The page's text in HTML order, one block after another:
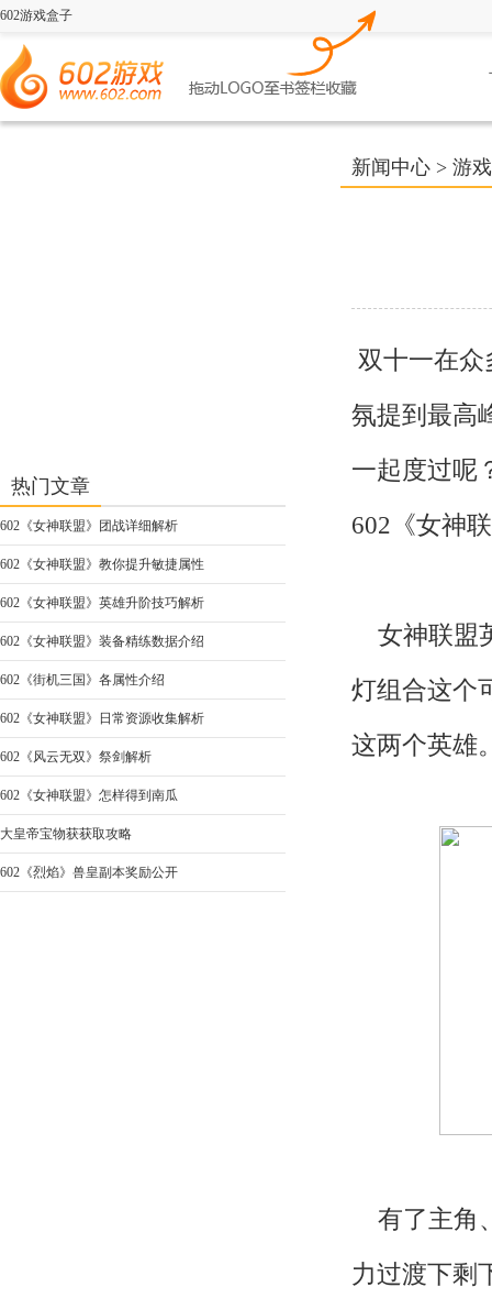
602游戏盒子
热门文章
602《女神联盟》团战详细解析
602《女神联盟》教你提升敏捷属性
602《女神联盟》英雄升阶技巧解析
602《女神联盟》装备精练数据介绍
602《街机三国》各属性介绍
602《女神联盟》日常资源收集解析
602《风云无双》祭剑解析
602《女神联盟》怎样得到南瓜
大皇帝宝物获获取攻略
602《烈焰》兽皇副本奖励公开
新闻中心 > 游
双十一在
氛提到最高
一起度过呢
602《女神
女神联盟
灯组合这个
这两个英雄
有了主角
力过渡下剩